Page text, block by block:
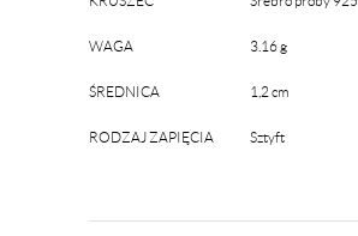
WAGA 3.16 g
ŚREDNICA 1,2 cm
RODZAJ ZAPIĘCIA Sztyft